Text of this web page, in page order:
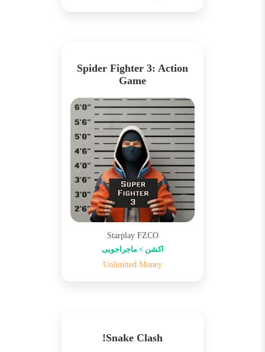
Spider Fighter 3: Action
Game
Starplay FZCO
اکشن > ماجراجویی
Unlimited Money
Snake Clash!